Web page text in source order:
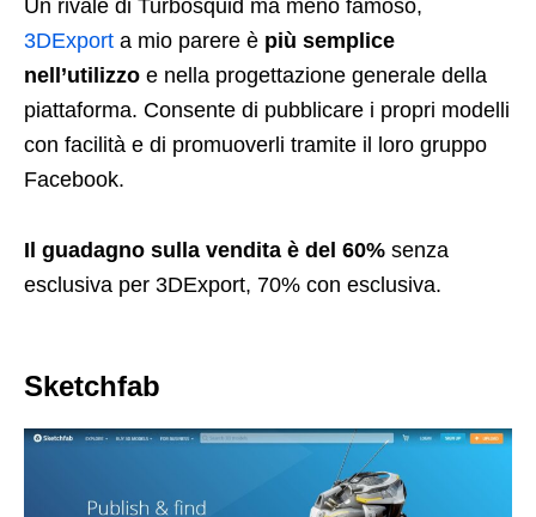
Un rivale di Turbosquid ma meno famoso,
3DExport a mio parere è più semplice
nell’utilizzo e nella progettazione generale della
piattaforma. Consente di pubblicare i propri modelli
con facilità e di promuoverli tramite il loro gruppo
Facebook.
Il guadagno sulla vendita è del 60% senza
esclusiva per 3DExport, 70% con esclusiva.
Sketchfab